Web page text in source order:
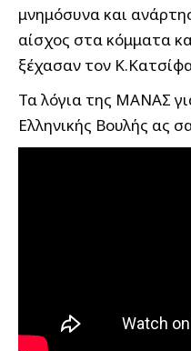
μνημόσυνα και
αίσχος στα κόμματα
ξέχασαν τον
Τα λόγια της ΜΑΝΑΣ
Ελληνικής Βουλής ας